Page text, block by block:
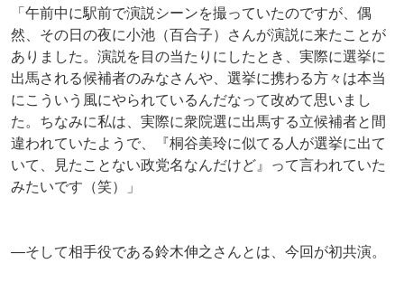
「午前中に駅前で演説シーンを撮っていたのですが、偶
然、その日の夜に小池（百合子）さんが演説に来たことが
ありました。演説を目の当たりにしたとき、実際に選挙に
出馬される候補者のみなさんや、選挙に携わる方々は本当
にこういう風にやられているんだなって改めて思いまし
た。ちなみに私は、実際に衆院選に出馬する立候補者と間
違われていたようで、『桐谷美玲に似てる人が選挙に出て
いて、見たことない政党名なんだけど』って言われていた
みたいです（笑）」
―そして相手役である鈴木伸之さんとは、今回が初共演。